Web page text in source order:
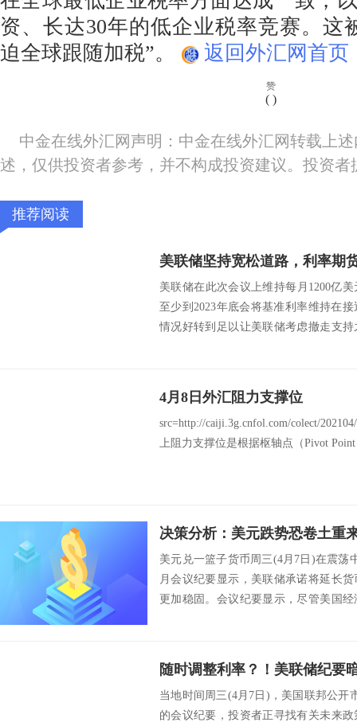
资、长达30年的低企业税率竞赛。这
迫全球跟随加税”。
返回外汇网首页
赞
( )
中金在线外汇网声明：中金在线外汇网转载上
述，仅供投资者参考，并不构成投资建议。投资
推荐阅读
美联储坚持宽松道路，利率期
美联储在此次会议上维持每月1200亿
至少到2023年底会将基准利率维持在
情况好转到足以让美联储考虑撤走支
4月8日外汇阻力支撑位
src=http://caiji.3g.cnfol.com/colect/
上阻力支撑位是根据枢轴点（Pivot
美元兑一篮子货币周三(4月7日)在震荡
月会议纪要显示，美联储承诺将延长
更加稳固。会议纪要显示，尽管美国
当地时间周三(4月7日)，美国联邦公开
的会议纪要，投资者正寻找有关未来